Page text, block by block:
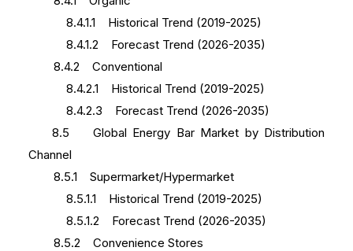
8.4.1.1 Historical Trend (2019-2025)
8.4.1.2 Forecast Trend (2026-2035)
8.4.2 Conventional
8.4.2.1 Historical Trend (2019-2025)
8.4.2.3 Forecast Trend (2026-2035)
8.5 Global Energy Bar Market by Distribution
Channel
8.5.1 Supermarket/Hypermarket
8.5.1.1 Historical Trend (2019-2025)
8.5.1.2 Forecast Trend (2026-2035)
8.5.2 Convenience Stores